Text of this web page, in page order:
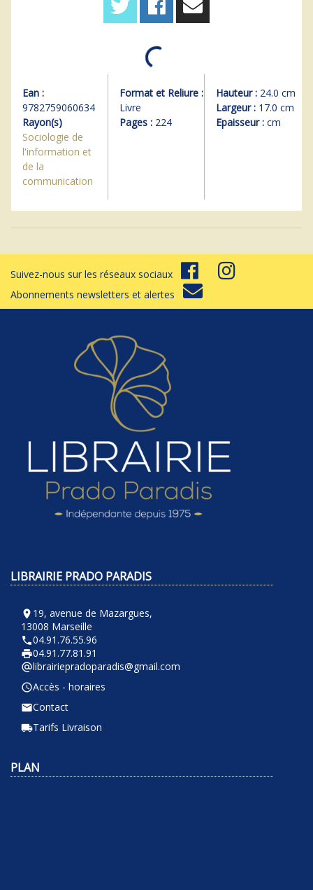
Ean :
9782759060634
Rayon(s)
Sociologie de
l'information et
de la
communication
Format et Reliure :
Livre
Pages :224
Hauteur : 24.0 cm
Largeur : 17.0 cm
Epaisseur : cm
Suivez-nous sur les réseaux sociaux
Abonnements newsletters et alertes
LIBRAIRIE PRADO PARADIS
room 19, avenue de Mazargues,
13008 Marseille
phone04.91.76.55.96
local_printshop04.91.77.81.91
alternate_emaillibrairiepradoparadis@gmail.com
query_builderAccès - horaires
emailContact
local_shippingTarifs Livraison
PLAN